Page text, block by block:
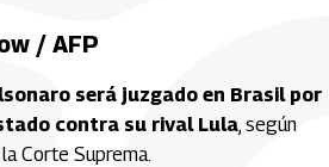
/ AFP
será juzgado en Brasil por
contra su rival Lula, según
Corte Suprema.